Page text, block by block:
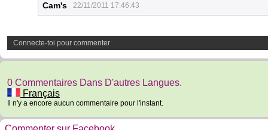
Cam's 22/11/2011 17:46:43
Connecte-toi pour commenter
0 Commentaires Dans D'autres Langues.
Français
Il n'y a encore aucun commentaire pour l'instant.